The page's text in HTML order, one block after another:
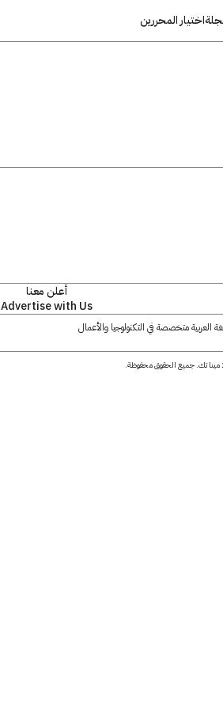
اختيار المحررين
أعلن معنا
Advertise with Us
العربية متخصصة في التكنولوجيا والأعمال